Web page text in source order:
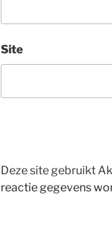
Site
Deze site gebruikt
reactie gegevens